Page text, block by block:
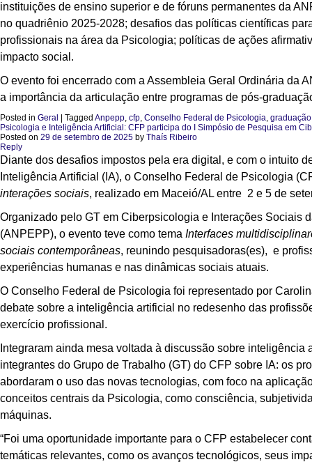
instituições de ensino superior e de fóruns permanentes da
no quadriênio 2025-2028; desafios das políticas científicas
profissionais na área da Psicologia; políticas de ações
impacto social.
O evento foi encerrado com a Assembleia Geral Ordinária da
a importância da articulação entre programas de pós-
Posted in Geral Tagged Anpepp, cfp, Conselho Federal de Psicologia, graduação
Psicologia e Inteligência Artificial: CFP participa do I Simpósio de Pesquisa em
Posted on 29 de setembro de 2025 by Thaís Ribeiro
Reply
Diante dos desafios impostos pela era digital, e com o intuito
Inteligência Artificial (IA), o Conselho Federal de Psicologia
interações sociais, realizado em Maceió/AL entre 2 e 5 de
Organizado pelo GT em Ciberpsicologia e Interações Sociais
(ANPEPP), o evento teve como tema Interfaces
sociais contemporâneas, reunindo pesquisadoras(es), e
experiências humanas e nas dinâmicas sociais atuais.
O Conselho Federal de Psicologia foi representado por
debate sobre a inteligência artificial no redesenho das
exercício profissional.
Integraram ainda mesa voltada à discussão sobre
integrantes do Grupo de Trabalho (GT) do CFP sobre IA: os
abordaram o uso das novas tecnologias, com foco na
conceitos centrais da Psicologia, como consciência,
máquinas.
“Foi uma oportunidade importante para o CFP estabelecer
temáticas relevantes, como os avanços tecnológicos, seus